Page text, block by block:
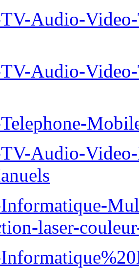
TV-Audio-
TV-Audio-
TV-Audio-
Informatique-
laser-